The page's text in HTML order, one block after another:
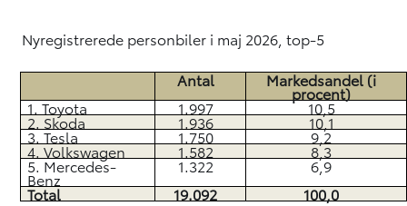
Nyregistrerede personbiler i maj 2026, top-5
Antal
Markedsandel (i
procent)
1. Toyota 1.997 10,5
2. Skoda 1.936 10,1
3. Tesla 1.750 9,2
4. Volkswagen 1.582 8,3
5. Mercedes-
Benz
1.322
6,9
Total
19.092
100,0